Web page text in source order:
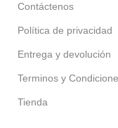
Contáctenos
Política de privacidad
Entrega y devolución
Terminos y
Tienda